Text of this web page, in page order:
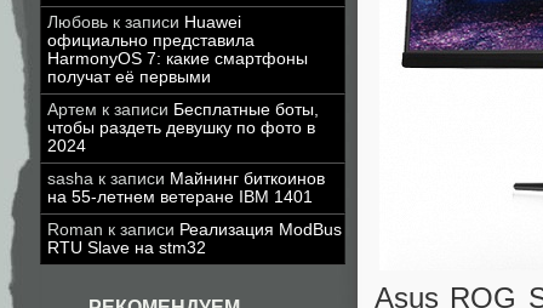
Любовь к записи Huawei
официально представила
HarmonyOS 7: какие смартфоны
получат её первыми
Артем к записи Бесплатные боты,
чтобы раздеть девушку по фото в
2024
sasha к записи Майнинг биткоинов
на 55-летнем ветеране IBM 1401
Roman к записи Реализация ModBus
RTU Slave на stm32
Asus ROG